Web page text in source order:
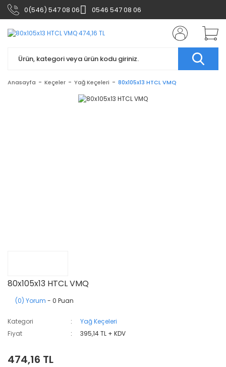
0(546) 547 08 06 0546 547 08 06
Anasayfa Keçeler Yağ Keçeleri 80x105x13 HTCL VMQ
80x105x13 HTCL VMQ
(0) Yorum - 0 Puan
Kategori
Yağ Keçeleri
Fiyat
395,14 TL + KDV
474,16 TL